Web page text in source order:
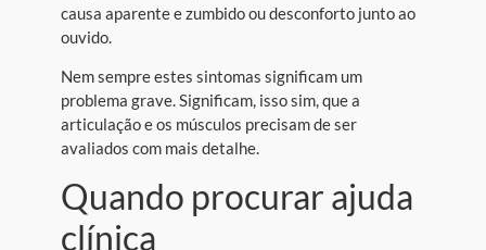
causa aparente e zumbido ou desconforto junto ao
ouvido.
Nem sempre estes sintomas significam um
problema grave. Significam, isso sim, que a
articulação e os músculos precisam de ser
avaliados com mais detalhe.
Quando procurar ajuda
clínica